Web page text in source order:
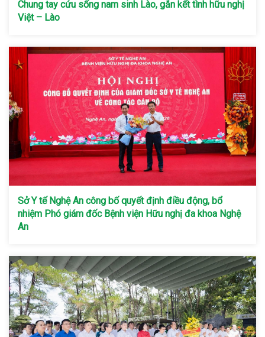
Chung tay cứu sống nam sinh Lào, gắn kết tình hữu nghị
Việt – Lào
Sở Y tế Nghệ An công bố quyết định điều động, bổ
nhiệm Phó giám đốc Bệnh viện Hữu nghị đa khoa Nghệ
An